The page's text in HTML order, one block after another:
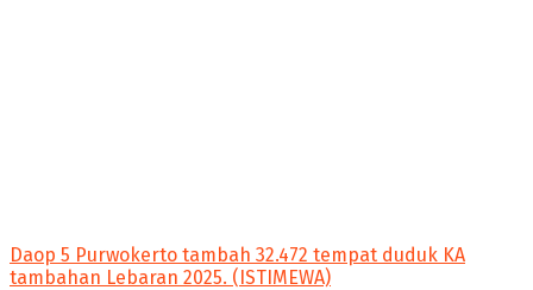
Daop 5 Purwokerto tambah 32.472 tempat duduk KA
tambahan Lebaran 2025. (ISTIMEWA)